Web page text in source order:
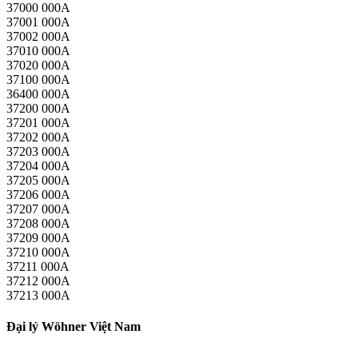
37000 000A
37001 000A
37002 000A
37010 000A
37020 000A
37100 000A
36400 000A
37200 000A
37201 000A
37202 000A
37203 000A
37204 000A
37205 000A
37206 000A
37207 000A
37208 000A
37209 000A
37210 000A
37211 000A
37212 000A
37213 000A
Đại lý Wöhner Việt Nam